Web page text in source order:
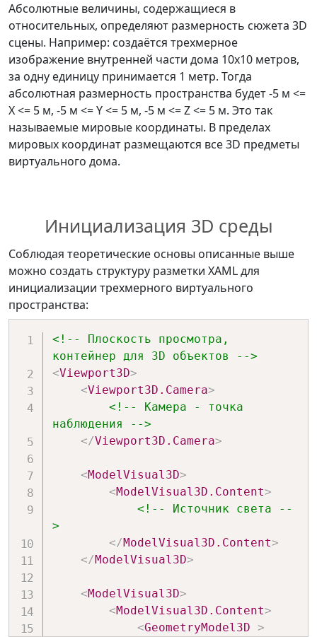
Абсолютные величины, содержащиеся в
относительных, определяют размерность сюжета 3D
сцены. Например: создаётся трехмерное
изображение внутренней части дома 10х10 метров,
за одну единицу принимается 1 метр. Тогда
абсолютная размерность пространства будет -5 м <=
X <= 5 м, -5 м <= Y <= 5 м, -5 м <= Z <= 5 м. Это так
называемые мировые координаты. В пределах
мировых координат размещаются все 3D предметы
виртуального дома.
Инициализация 3D среды
Соблюдая теоретические основы описанные выше
можно создать структуру разметки XAML для
инициализации трехмерного виртуального
пространства:
<!-- Плоскость просмотра,
контейнер для 3D объектов -->
<Viewport3D>
<Viewport3D.Camera>
<!-- Камера - точка
наблюдения -->
</Viewport3D.Camera>
<ModelVisual3D>
<ModelVisual3D.Content>
<!-- Источник света --
>
</ModelVisual3D.Content>
</ModelVisual3D>
<ModelVisual3D>
<ModelVisual3D.Content>
<GeometryModel3D >